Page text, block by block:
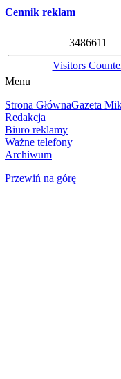
Cennik reklam
3486611
Visitors
Menu
Strona GłównaGazeta
Redakcja
Biuro reklamy
Ważne telefony
Archiwum
Przewiń na górę